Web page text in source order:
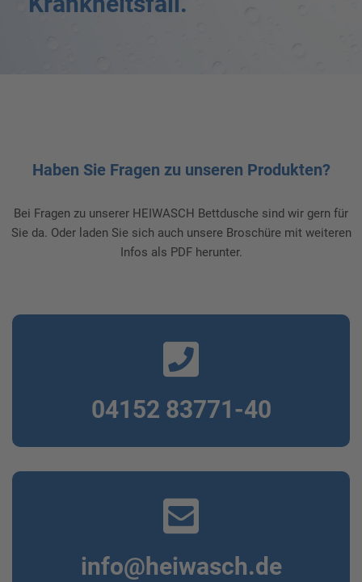
Haben Sie Fragen zu unseren Produkten?
Bei Fragen zu unserer HEIWASCH Bettdusche sind wir gern für
Sie da. Oder laden Sie sich auch unsere Broschüre mit weiteren
Infos als PDF herunter.
04152 83771-40
info@heiwasch.de